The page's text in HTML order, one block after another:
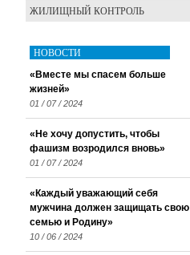
ЖИЛИЩНЫЙ КОНТРОЛЬ
НОВОСТИ
«Вместе мы спасем больше
жизней»
01 / 07 / 2024
«Не хочу допустить, чтобы
фашизм возродился вновь»
01 / 07 / 2024
«Каждый уважающий себя
мужчина должен защищать свою
семью и Родину»
10 / 06 / 2024